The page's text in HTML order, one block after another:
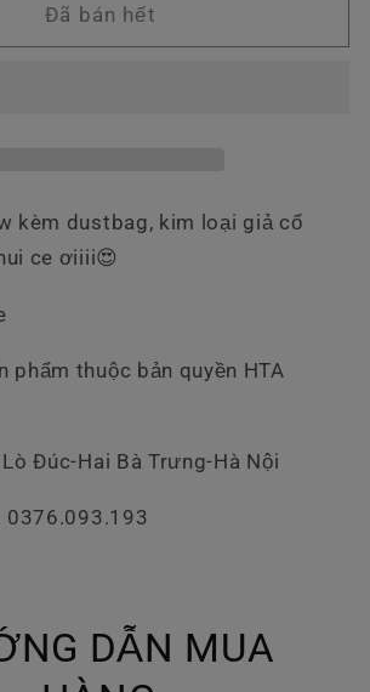
Đã bán hết
kèm dustbag, kim loại giả cổ
ce ơiiii😍
phẩm thuộc bản quyền HTA
Đúc-Hai Bà Trưng-Hà Nội
0376.093.193
DẪN MUA